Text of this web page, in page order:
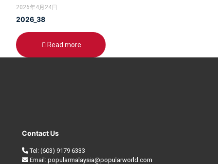
2026年4月24日
2026_38
Read more
Contact Us
Tel: (603) 9179 6333
Email: popularmalaysia@popularworld.com